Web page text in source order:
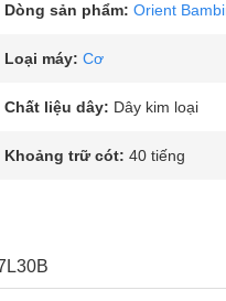
Dòng sản phẩm: Orient
Loại máy: Cơ
Chất liệu dây: Dây kim loại
Khoảng trữ cót: 40 tiếng